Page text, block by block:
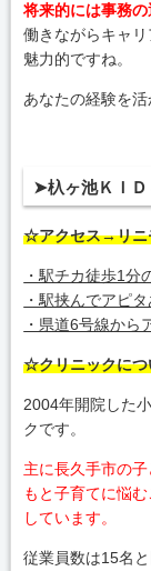
将来的には事務
働きながらキャ
魅力的ですね。
あなたの経験を
➤杁ヶ池ＫＩＤ
☆アクセス→リニ
・駅チカ徒歩1分
・駅挟んでアピタ
・県道6号線か
☆クリニックにつ
2004年開院した
クです。
主に長久手市の
もと子育てに悩
しています。
従業員数は15名